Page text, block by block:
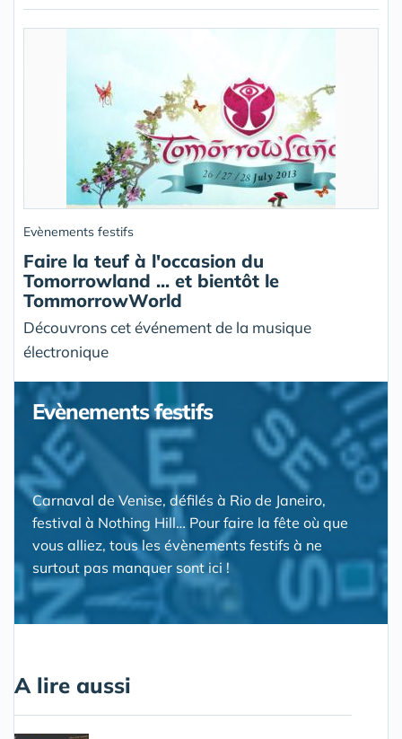
Evènements festifs
Faire la teuf à l'occasion du
Tomorrowland ... et bientôt le
TommorrowWorld
Découvrons cet événement de la musique
électronique
Evènements festifs
Carnaval de Venise, défilés à Rio de Janeiro,
festival à Nothing Hill… Pour faire la fête où que
vous alliez, tous les évènements festifs à ne
surtout pas manquer sont ici !
A lire aussi